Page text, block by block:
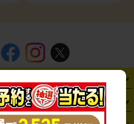
県 ・宮城県 ・秋田県 ・山形県
川県 ・埼玉県 ・千葉県 ・
駅 ・池袋駅 ・渋谷駅 東京駅